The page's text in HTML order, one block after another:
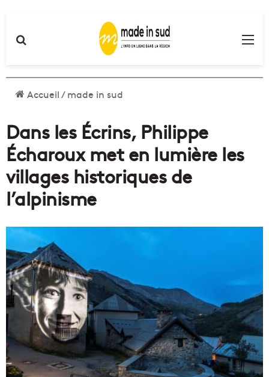
Accueil/made in sud
Dans les Écrins, Philippe
Écharoux met en lumière les
villages historiques de
l’alpinisme